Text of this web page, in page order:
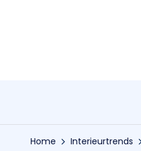
Home Interieurtrends